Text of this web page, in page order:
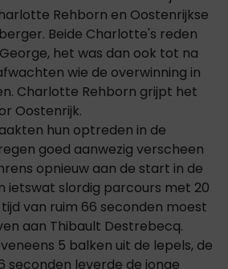
Rehborn en Oostenrijkse
Beide Charlotte's reden
het was dan ook tot na
wie de overwinning in
Charlotte Rehborn grijpt het
Oostenrijk.
hun optreden in de
goed aanwezig verscheen
opnieuw aan de start in de
ietswat slordig parcours met 20
van ruim 66 seconden moest
aan Thibault Destrebecq.
5 balken uit de lepels, de
seconden leverde de jonge